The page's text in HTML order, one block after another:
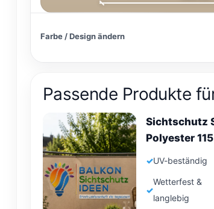
Farbe / Design ändern
Passende Produkte
Sichtschutz
Polyester 115
UV-beständig
Wetterfest &
langlebig